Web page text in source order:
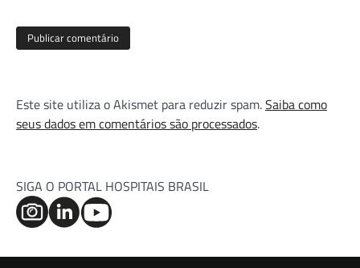
Este site utiliza o Akismet para reduzir spam.Saiba como
seus dados em comentários são processados.
SIGA O PORTAL HOSPITAIS BRASIL